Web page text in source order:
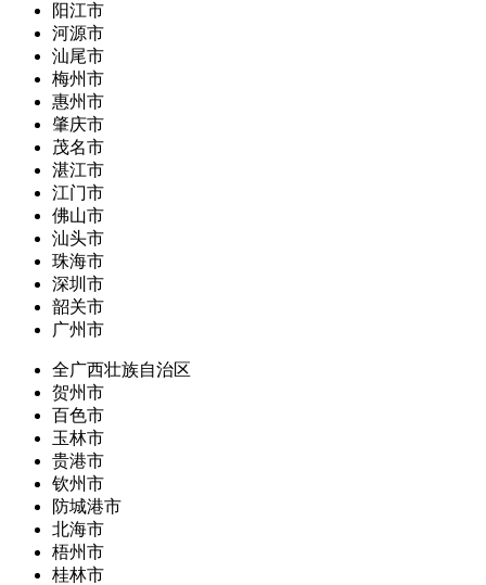
阳江市
河源市
汕尾市
梅州市
惠州市
肇庆市
茂名市
湛江市
江门市
佛山市
汕头市
珠海市
深圳市
韶关市
广州市
全广西壮族自治区
贺州市
百色市
玉林市
贵港市
钦州市
防城港市
北海市
梧州市
桂林市